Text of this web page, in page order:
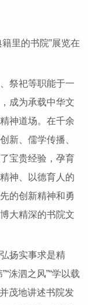
里的书院”展览在
祭祀等职能于一
成为承载中华文
神道场。在千余
新、儒学传播、
宝贵经验，孕育
神、以德育人的
的创新精神和勇
大精深的书院文
扬实事求是精
洙泗之风”“学以载
茂地讲述书院发